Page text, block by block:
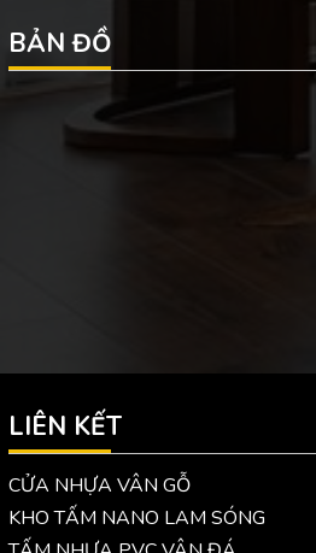
BẢN ĐỒ
LIÊN KẾT
CỬA NHỰA VÂN GỖ
KHO TẤM NANO LAM SÓNG